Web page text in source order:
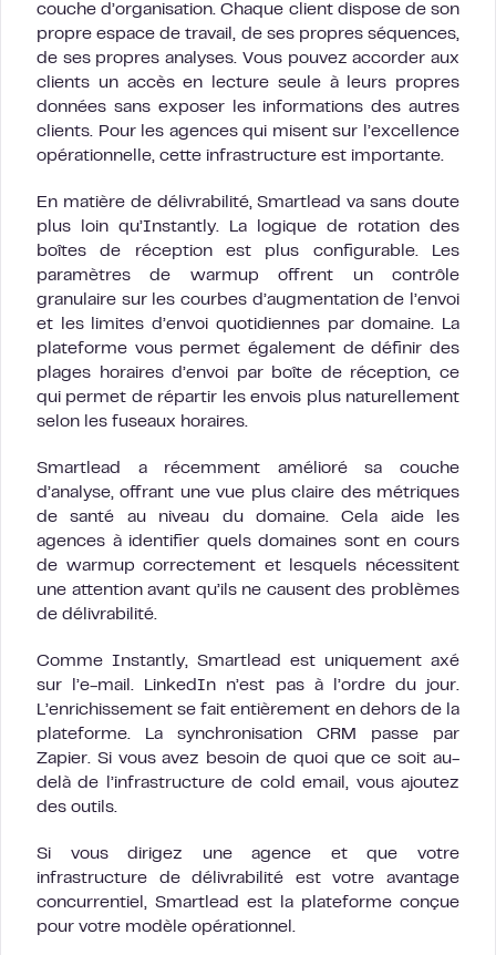
couche d’organisation. Chaque client dispose de son
propre espace de travail, de ses propres séquences,
de ses propres analyses. Vous pouvez accorder aux
clients un accès en lecture seule à leurs propres
données sans exposer les informations des autres
clients. Pour les agences qui misent sur l’excellence
opérationnelle, cette infrastructure est importante.
En matière de délivrabilité, Smartlead va sans doute
plus loin qu’Instantly. La logique de rotation des
boîtes de réception est plus configurable. Les
paramètres de warmup offrent un contrôle
granulaire sur les courbes d’augmentation de l’envoi
et les limites d’envoi quotidiennes par domaine. La
plateforme vous permet également de définir des
plages horaires d’envoi par boîte de réception, ce
qui permet de répartir les envois plus naturellement
selon les fuseaux horaires.
Smartlead a récemment amélioré sa couche
d’analyse, offrant une vue plus claire des métriques
de santé au niveau du domaine. Cela aide les
agences à identifier quels domaines sont en cours
de warmup correctement et lesquels nécessitent
une attention avant qu’ils ne causent des problèmes
de délivrabilité.
Comme Instantly, Smartlead est uniquement axé
sur l’e-mail. LinkedIn n’est pas à l’ordre du jour.
L’enrichissement se fait entièrement en dehors de la
plateforme. La synchronisation CRM passe par
Zapier. Si vous avez besoin de quoi que ce soit au-
delà de l’infrastructure de cold email, vous ajoutez
des outils.
Si vous dirigez une agence et que votre
infrastructure de délivrabilité est votre avantage
concurrentiel, Smartlead est la plateforme conçue
pour votre modèle opérationnel.